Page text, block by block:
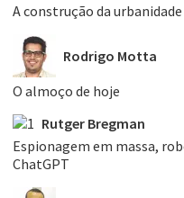
A construção da urbanidade
Rodrigo Motta
O almoço de hoje
Rutger Bregman
Espionagem em massa,
ChatGPT